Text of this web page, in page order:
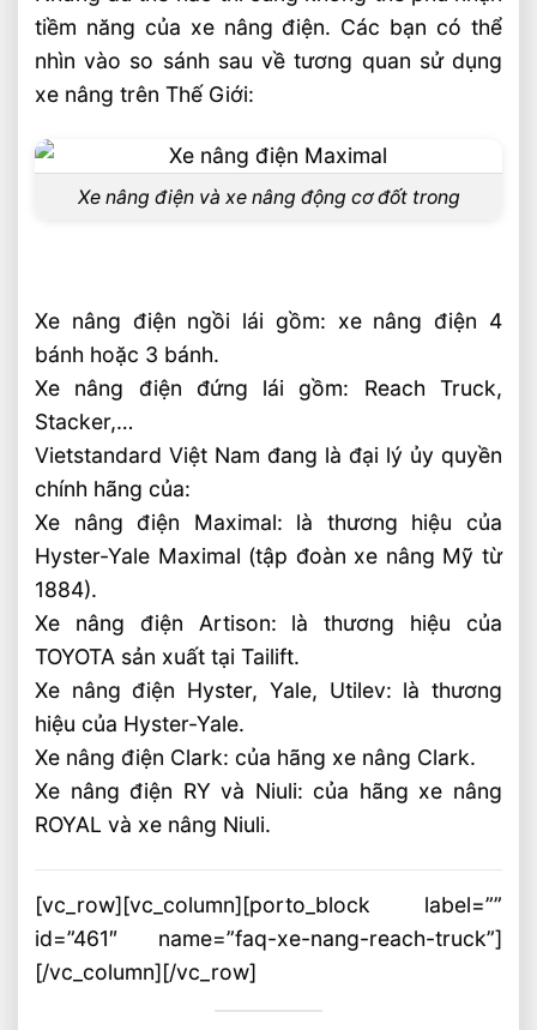
tiềm năng của xe nâng điện. Các bạn có thể
nhìn vào so sánh sau về tương quan sử dụng
xe nâng trên Thế Giới:
Xe nâng điện và xe nâng động cơ đốt trong
Xe nâng điện ngồi lái gồm: xe nâng điện 4
bánh hoặc 3 bánh.
Xe nâng điện đứng lái gồm: Reach Truck,
Stacker,…
Vietstandard Việt Nam đang là đại lý ủy quyền
chính hãng của:
Xe nâng điện Maximal: là thương hiệu của
Hyster-Yale Maximal (tập đoàn xe nâng Mỹ từ
1884).
Xe nâng điện Artison: là thương hiệu của
TOYOTA sản xuất tại Tailift.
Xe nâng điện Hyster, Yale, Utilev: là thương
hiệu của Hyster-Yale.
Xe nâng điện Clark: của hãng xe nâng Clark.
Xe nâng điện RY và Niuli: của hãng xe nâng
ROYAL và xe nâng Niuli.
[vc_row][vc_column][porto_block label=””
id=”461″ name=”faq-xe-nang-reach-truck”]
[/vc_column][/vc_row]